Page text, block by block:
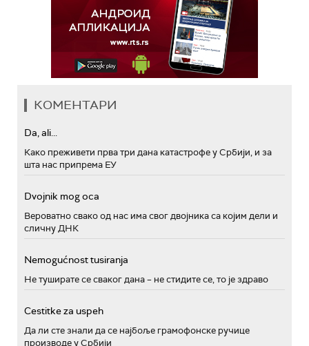
КОМЕНТАРИ
Da, ali...
Како преживети прва три дана катастрофе у Србији, и за
шта нас припрема ЕУ
Dvojnik mog oca
Вероватно свако од нас има свог двојника са којим дели и
сличну ДНК
Nemogućnost tusiranja
Не туширате се сваког дана – не стидите се, то је здраво
Cestitke za uspeh
Да ли сте знали да се најбоље грамофонске ручице
производе у Србији